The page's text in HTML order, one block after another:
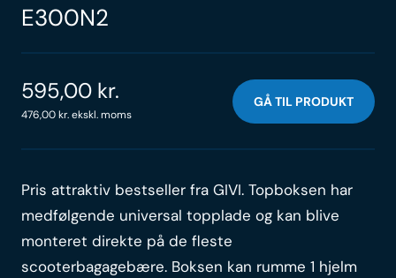
E300N2
595,00 kr.
476,00kr.ekskl. moms
GÅ TIL PRODUKT
Pris attraktiv bestseller fra GIVI. Topboksen har
medfølgende universal topplade og kan blive
monteret direkte på de fleste
scooterbagagebære. Boksen kan rumme 1 hjelm